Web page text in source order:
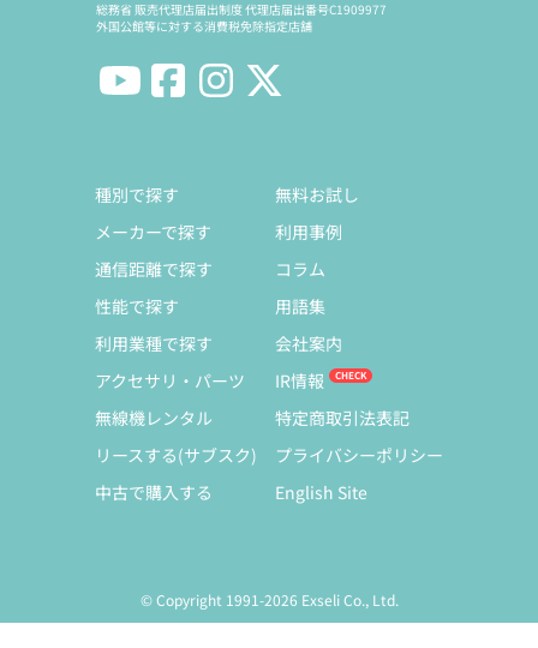
総務省 販売代理店届出制度 代理店届出番号C1909977
外国公館等に対する消費税免除指定店舗
種別で探す
メーカーで探す
通信距離で探す
性能で探す
利用業種で探す
アクセサリ・パーツ
無線機レンタル
リースする(サブスク)
中古で購入する
無料お試し
利用事例
コラム
用語集
会社案内
IR情報
特定商取引法表記
プライバシーポリシー
English Site
© Copyright 1991-2026 Exseli Co., Ltd.